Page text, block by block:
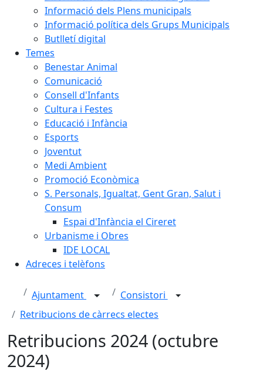
Informació dels Plens municipals
Informació política dels Grups Municipals
Butlletí digital
Temes
Benestar Animal
Comunicació
Consell d'Infants
Cultura i Festes
Educació i Infància
Esports
Joventut
Medi Ambient
Promoció Econòmica
S. Personals, Igualtat, Gent Gran, Salut i
Consum
Espai d'Infància el Cireret
Urbanisme i Obres
IDE LOCAL
Adreces i telèfons
Ajuntament
Consistori
Retribucions de càrrecs electes
Retribucions 2024 (octubre
2024)